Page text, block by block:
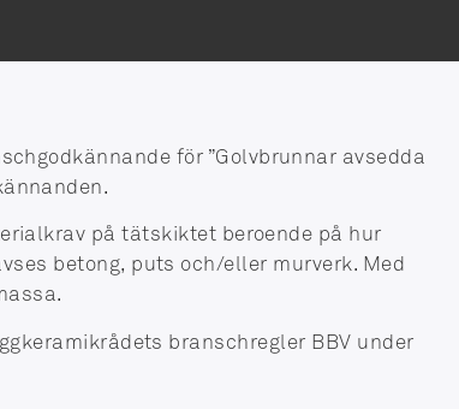
för ”Golvbrunnar avsedda
på tätskiktet beroende på hur
betong, puts och/eller murverk. Med
branschregler BBV under